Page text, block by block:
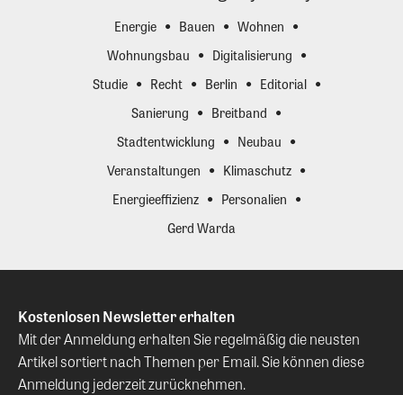
Energie Bauen
Wohnen
Wohnungsbau
Digitalisierung
Studie
Recht Berlin
Editorial
Sanierung
Breitband
Stadtentwicklung
Neubau
Veranstaltungen
Klimaschutz
Energieeffizienz
Personalien
Gerd Warda
Kostenlosen Newsletter erhalten
Mit der Anmeldung erhalten Sie regelmäßig die neusten
Artikel sortiert nach Themen per Email. Sie können diese
Anmeldung jederzeit zurücknehmen.